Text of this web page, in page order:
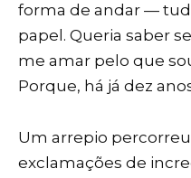
forma de andar —
papel. Queria saber
me amar pelo que
Porque, há já dez
Um arrepio
exclamações de